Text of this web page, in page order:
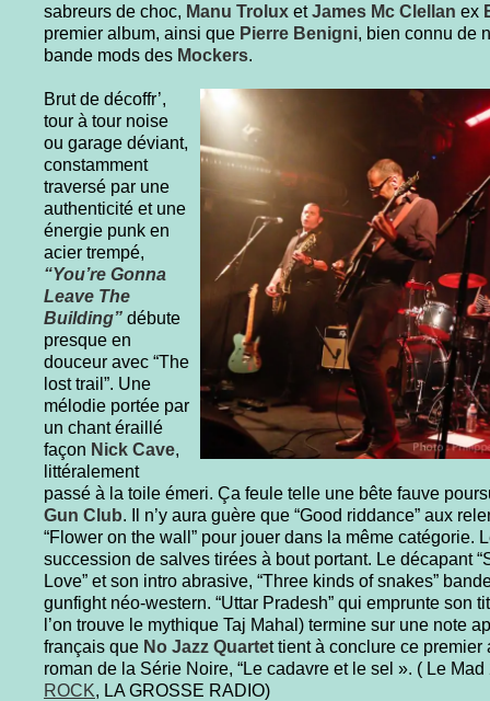
sabreurs de choc, Manu Trolux etJames Mc Clellan ex
premier album, ainsi que Pierre Benigni, bien connu de
bande mods des Mockers.
Brut de décoffr’,
tour à tour noise
ou garage déviant,
constamment
traversé par une
authenticité et une
énergie punk en
acier trempé,
“You’re Gonna
Leave The
Building” débute
presque en
douceur avec “The
lost trail”. Une
mélodie portée par
un chant éraillé
façon Nick Cave,
littéralement
passé à la toile émeri. Ça feule telle une bête fauve
Gun Club. Il n’y aura guère que “Good riddance” aux
“Flower on the wall” pour jouer dans la même catégorie.
succession de salves tirées à bout portant. Le décapant
Love” et son intro abrasive, “Three kinds of snakes”
gunfight néo-western. “Uttar Pradesh” qui emprunte son
l’on trouve le mythique Taj Mahal) termine sur une note
français que No Jazz Quartet tient à conclure ce premier
roman de la Série Noire, “Le cadavre et le sel ». ( Le Mad
ROCK, LA GROSSE RADIO)